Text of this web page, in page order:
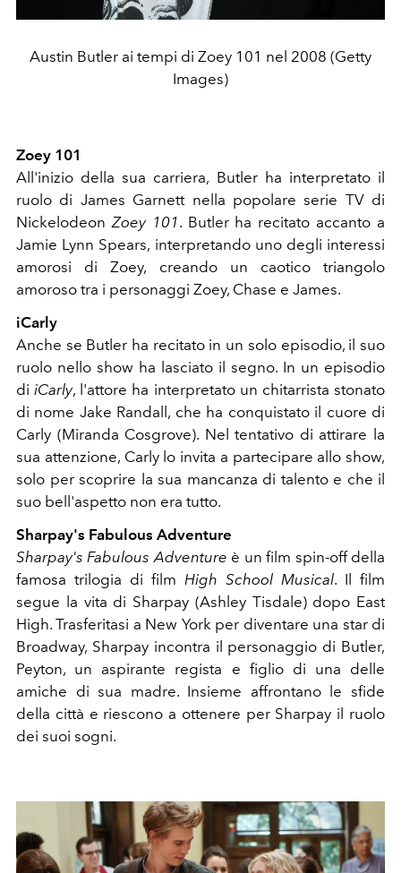
Austin Butler ai tempi di Zoey 101 nel 2008 (Getty
Images)
Zoey 101
All'inizio della sua carriera, Butler ha interpretato il
ruolo di James Garnett nella popolare serie TV di
NickelodeonZoey 101. Butler ha recitato accanto a
Jamie Lynn Spears, interpretando uno degli interessi
amorosi di Zoey, creando un caotico triangolo
amoroso tra i personaggi Zoey, Chase e James.
iCarly
Anche se Butler ha recitato in un solo episodio, il suo
ruolo nello show ha lasciato il segno. In un episodio
diiCarly, l'attore ha interpretato un chitarrista stonato
di nome Jake Randall, che ha conquistato il cuore di
Carly (Miranda Cosgrove). Nel tentativo di attirare la
sua attenzione, Carly lo invita a partecipare allo show,
solo per scoprire la sua mancanza di talento e che il
suo bell'aspetto non era tutto.
Sharpay's Fabulous Adventure
Sharpay's Fabulous Adventure è un film spin-off della
famosa trilogia di film High School Musical. Il film
segue la vita di Sharpay (Ashley Tisdale) dopo East
High. Trasferitasi a New York per diventare una star di
Broadway, Sharpay incontra il personaggio di Butler,
Peyton, un aspirante regista e figlio di una delle
amiche di sua madre. Insieme affrontano le sfide
della città e riescono a ottenere per Sharpay il ruolo
dei suoi sogni.